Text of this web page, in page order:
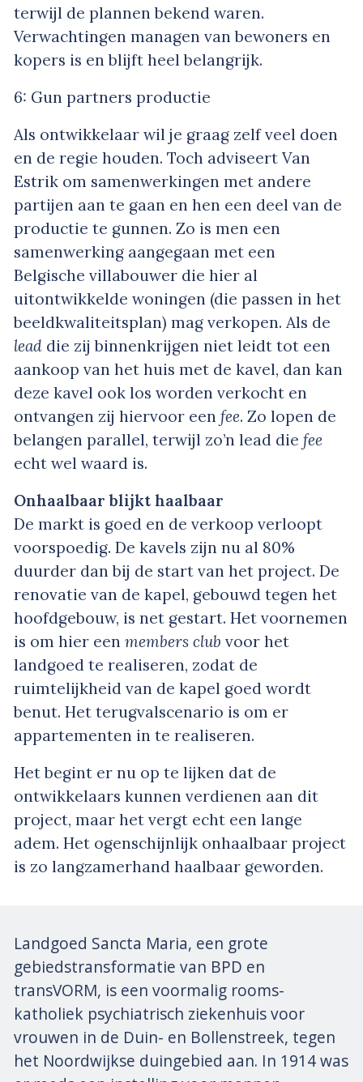
terwijl de plannen bekend waren.
Verwachtingen managen van bewoners en
kopers is en blijft heel belangrijk.
6: Gun partners productie
Als ontwikkelaar wil je graag zelf veel doen
en de regie houden. Toch adviseert Van
Estrik om samenwerkingen met andere
partijen aan te gaan en hen een deel van de
productie te gunnen. Zo is men een
samenwerking aangegaan met een
Belgische villabouwer die hier al
uitontwikkelde woningen (die passen in het
beeldkwaliteitsplan) mag verkopen. Als de
lead die zij binnenkrijgen niet leidt tot een
aankoop van het huis met de kavel, dan kan
deze kavel ook los worden verkocht en
ontvangen zij hiervoor een fee. Zo lopen de
belangen parallel, terwijl zo’n lead die fee
echt wel waard is.
Onhaalbaar blijkt haalbaar
De markt is goed en de verkoop verloopt
voorspoedig. De kavels zijn nu al 80%
duurder dan bij de start van het project. De
renovatie van de kapel, gebouwd tegen het
hoofdgebouw, is net gestart. Het voornemen
is om hier een members club voor het
landgoed te realiseren, zodat de
ruimtelijkheid van de kapel goed wordt
benut. Het terugvalscenario is om er
appartementen in te realiseren.
Het begint er nu op te lijken dat de
ontwikkelaars kunnen verdienen aan dit
project, maar het vergt echt een lange
adem. Het ogenschijnlijk onhaalbaar project
is zo langzamerhand haalbaar geworden.
Landgoed Sancta Maria, een grote
gebiedstransformatie van BPD en
transVORM, is een voormalig rooms-
katholiek psychiatrisch ziekenhuis voor
vrouwen in de Duin- en Bollenstreek, tegen
het Noordwijkse duingebied aan. In 1914 was